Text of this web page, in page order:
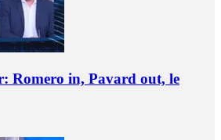
Romero in, Pavard out, le